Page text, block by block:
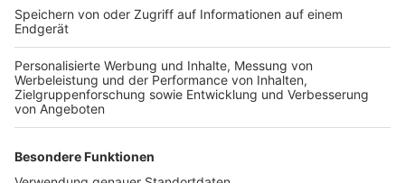
durch Autos zu verhindern. Einfache Poller an den
Zugängen seien beispielsweise nicht möglich, heißt es
Krankenwagen die Zufahrt erschweren, sollte ein
Radfahrer auf dem Weg verunglücken. Daher sucht die
Stadt nach Alternativen, um weitere Rennen solcher
Gefahr für alle Spaziergänger, Radfahrer und Skater,